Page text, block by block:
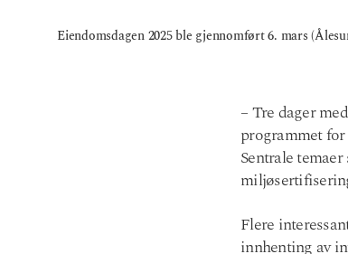
Eiendomsdagen 2025 ble gjennomført 6. mars
– Tre dager
programmet
Sentrale
Flere
innhenting av